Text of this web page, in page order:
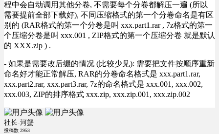
程中会自动调用其他分卷, 不需要每个分卷都解压一遍 (所以
需要提前全部下载好), 不同压缩格式的第一个分卷命名是有区
别的 (RAR格式的第一个分卷是叫 xxx.part1.rar , 7z格式的第一
个压缩分卷是叫 xxx.001 , ZIP格式的第一个压缩分卷 就是默认
的 XXX.zip ) .
- 如果是需要改后缀的情况 (比较少见): 需要把文件按顺序重新
命名好才能正常解压, RAR的分卷命名格式是 xxx.part1.rar,
xxx.part2.rar, xxx.part3.rar, 7z的命名格式是 xxx.001, xxx.002,
xxx.003, ZIP的排序格式 xxx.zip, xxx.zip.001, xxx.zip.002
社长-河蟹
投稿数 2953